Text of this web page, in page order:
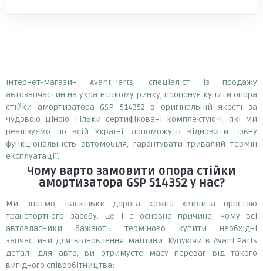
Інтернет-магазин Avant.Parts, спеціаліст із продажу
автозапчастин на українському ринку, пропонує купити опора
стійки амортизатора GSP 514352 в оригінальній якості за
чудовою ціною. Тільки сертифіковані комплектуючі, які ми
реалізуємо по всій Україні, допоможуть відновити повну
функціональність автомобіля, гарантувати тривалий термін
експлуатації.
Чому варто замовити опора стійки
амортизатора GSP 514352 у нас?
Ми знаємо, наскільки дорога кожна хвилина простою
транспортного засобу. Це і є основна причина, чому всі
автовласники бажають терміново купити необхідні
запчастини для відновлення машини. Купуючи в Avant.Parts
деталі для авто, ви отримуєте масу переваг від такого
вигідного співробітництва: